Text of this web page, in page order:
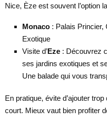
Nice, Èze est souvent l’option
Monaco : Palais Princier,
Exotique
Visite d’Eze : Découvrez
ses jardins exotiques et
Une balade qui vous
En pratique, évite d’ajouter
court. Mieux vaut bien profiter